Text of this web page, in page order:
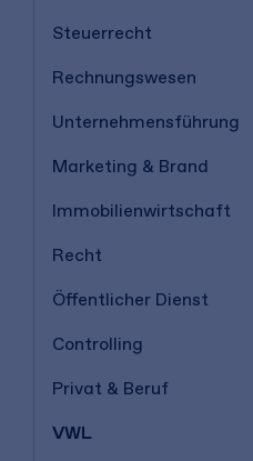
Steuerrecht
Rechnungswesen
Unternehmensführung
Marketing & Brand
Immobilienwirtschaft
Recht
Öffentlicher Dienst
Controlling
Privat & Beruf
VWL